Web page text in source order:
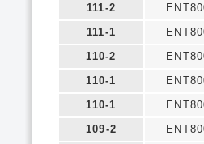
111-2
111-1
110-2
110-1
110-1
109-2